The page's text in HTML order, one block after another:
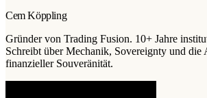
Cem Köppling
Gründer von Trading Fusion. 10+ Jahre
Schreibt über Mechanik, Sovereignty und die
finanzieller Souveränität.